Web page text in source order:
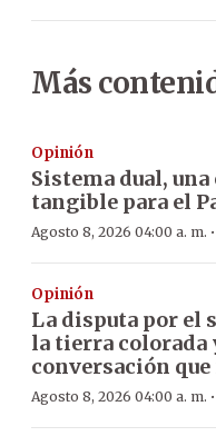
Más
Opinión
Sistema dual,
tangible para el
Agosto 8, 2026 04:00 a. m. ·
Opinión
La disputa por el
la tierra colorada
conversación
Agosto 8, 2026 04:00 a. m. ·